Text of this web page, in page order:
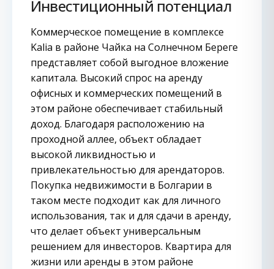
Инвестиционный потенциал
Коммерческое помещение в комплексе
Kalia в районе Чайка на Солнечном Береге
представляет собой выгодное вложение
капитала. Высокий спрос на аренду
офисных и коммерческих помещений в
этом районе обеспечивает стабильный
доход. Благодаря расположению на
проходной аллее, объект обладает
высокой ликвидностью и
привлекательностью для арендаторов.
Покупка недвижимости в Болгарии в
таком месте подходит как для личного
использования, так и для сдачи в аренду,
что делает объект универсальным
решением для инвесторов. Квартира для
жизни или аренды в этом районе